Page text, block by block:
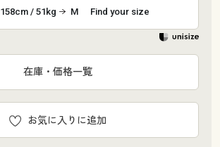
158cm / 51kg M Find your size
お気に入りに追加
在庫・価格一覧